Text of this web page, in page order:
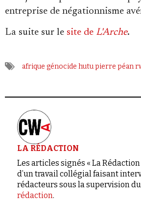
entreprise de négationnisme
La suite sur le site de L'Arche.
afrique génocide hutupierre péan
LA RÉDACTION
Les articles signés « La
d’un travail collégial faisant
rédacteurs sous la supervision du
rédaction.